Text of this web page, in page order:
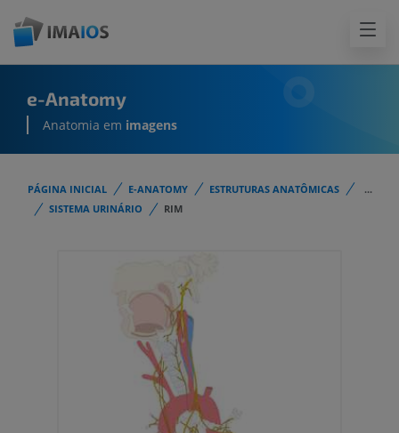
e-Anatomy
Anatomia em imagens
PÁGINA INICIAL E-ANATOMY ESTRUTURAS ANATÔMICAS
...
SISTEMA URINÁRIO
RIM